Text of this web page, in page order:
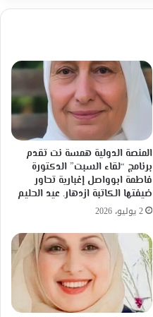
المنصة الدولية همسة نت تقدم
برنامج “لقاء السبت” الدكتورة
فاطمة ابوواصل إغبارية تحاور
ضيفتها الكاتبة ازدهار. عيد الحليم
2 يوليو، 2026